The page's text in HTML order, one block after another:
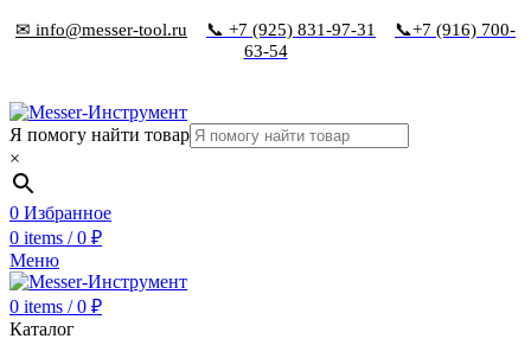
✉ info@messer-tool.ru 📞 +7 (925) 831-97-31
📞+7 (916) 700-
63-54
Я помогу найти товар
×
0 Избранное
0 items / 0 ₽
Меню
0 items / 0 ₽
Каталог